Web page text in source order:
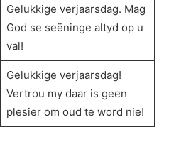
Gelukkige verjaarsdag. Mag
God se seëninge altyd op u
val!
Gelukkige verjaarsdag!
Vertrou my daar is geen
plesier om oud te word nie!